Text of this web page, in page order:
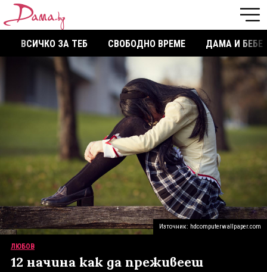
ВСИЧКО ЗА ТЕБ СВОБОДНО ВРЕМЕ ДАМА И БЕБЕ
Източник: hdcomputerwallpaper.com
ЛЮБОВ
12 начина как да преживееш